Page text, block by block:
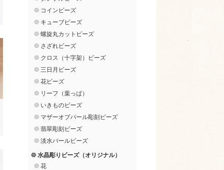
コインビーズ
キューブビーズ
螺旋丸カットビーズ
さざれビーズ
クロス（十字架）ビーズ
三日月ビーズ
花ビーズ
リーフ（葉っぱ）
いきものビーズ
マザーオブパール彫刻ビーズ
翡翠彫刻ビーズ
淡水パールビーズ
水晶彫りビーズ（オリジナル）
花